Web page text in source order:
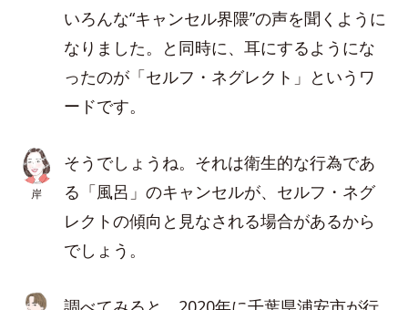
いろんな“キャンセル界隈”の声を聞くように
なりました。と同時に、耳にするようにな
ったのが「セルフ・ネグレクト」というワ
ードです。
岸
そうでしょうね。それは衛生的な行為であ
る「風呂」のキャンセルが、セルフ・ネグ
レクトの傾向と見なされる場合があるから
でしょう。